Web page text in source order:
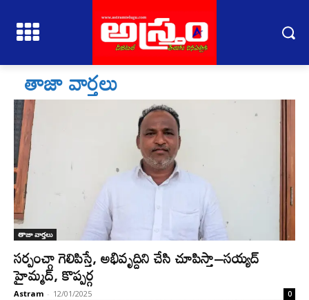
తాజా వార్తలు
తాజా వార్తలు
సర్పంచ్గా గెలిపిస్తే, అభివృద్దిని చేసి చూపిస్తా–సయ్యద్
హైమ్మద్, కొప్పర్గ
Astram - 12/01/2025 0